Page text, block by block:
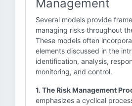
Management
Several models provide
managing risks throughout
These models often
elements discussed in the
identification, analysis,
monitoring, and control.
1. The Risk Management
emphasizes a cyclical